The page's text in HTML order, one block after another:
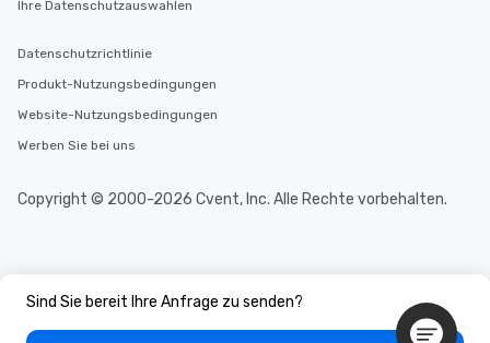
Sind Sie bereit Ihre Anfrage zu senden?
Ihre Datenschutzauswahlen
Datenschutzrichtlinie
Produkt-Nutzungsbedingungen
Website-Nutzungsbedingungen
Werben Sie bei uns
Copyright © 2000-2026 Cvent, Inc. Alle Rechte vorbehalten.